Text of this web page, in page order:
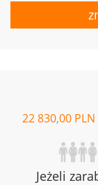
22 830,00 PLN
Jeżeli